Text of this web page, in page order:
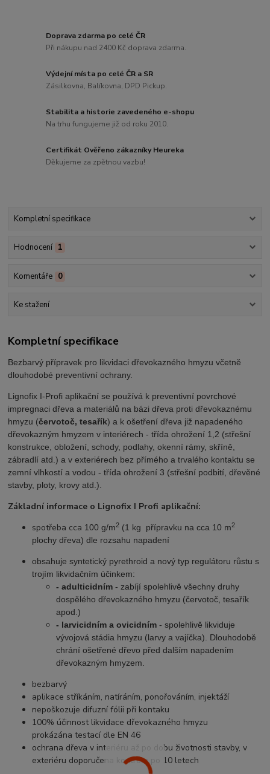
Doprava zdarma po celé ČR
Při nákupu nad 2400 Kč doprava zdarma.
Výdejní místa po celé ČR a SR
Zásilkovna, Balíkovna, DPD Pickup.
Stabilita a historie zavedeného e-shopu
Na trhu fungujeme již od roku 2010.
Certifikát Ověřeno zákazníky Heureka
Děkujeme za zpětnou vazbu!
Kompletní specifikace
Hodnocení 1
Komentáře 0
Ke stažení
Kompletní specifikace
Bezbarvý přípravek pro likvidaci dřevokazného hmyzu včetně
dlouhodobé preventivní ochrany.
Lignofix I-Profi aplikační se používá k preventivní povrchové
impregnaci dřeva a materiálů na bázi dřeva proti dřevokaznému
hmyzu (červotoč, tesařík) a k ošetření dřeva již napadeného
dřevokazným hmyzem v interiérech - třída ohrožení 1,2 (střešní
konstrukce, obložení, schody, podlahy, okenní rámy, skříně,
zábradlí atd.) a v exteriérech bez přímého a trvalého kontaktu se
zemní vlhkostí a vodou - třída ohrožení 3 (střešní podbití, dřevěné
stavby, ploty, krovy atd.).
Základní informace o Lignofix I Profi aplikační:
spotřeba cca 100 g/m2 (1 kg přípravku na cca 10 m2
plochy dřeva) dle rozsahu napadení
obsahuje syntetický pyrethroid a nový typ regulátoru růstu s
trojím likvidačním účinkem:
- adulticidním- zabíjí spolehlivě všechny druhy
dospělého dřevokazného hmyzu (červotoč, tesařík
apod.)
- larvicidním a ovicidním- spolehlivě likviduje
vývojová stádia hmyzu (larvy a vajíčka). Dlouhodobě
chrání ošetřené dřevo před dalším napadením
dřevokazným hmyzem.
bezbarvý
aplikace stříkáním, natíráním, ponořováním, injektáží
nepoškozuje difuzní fólii při kontaku
100% účinnost likvidace dřevokazného hmyzu
prokázána testací dle EN 46
ochrana dřeva v interiéru až po dobu životnosti stavby, v
exteriéru doporučena kontrola po 10 letech